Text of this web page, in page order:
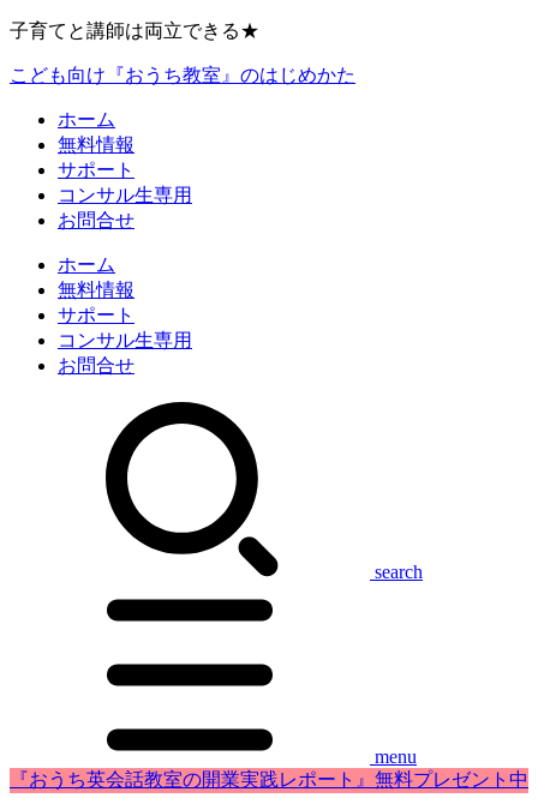
子育てと講師は両立できる★
こども向け『おうち教室』のはじめかた
ホーム
無料情報
サポート
コンサル生専用
お問合せ
ホーム
無料情報
サポート
コンサル生専用
お問合せ
search
menu
『おうち英会話教室の開業実践レポート』無料プレゼント中